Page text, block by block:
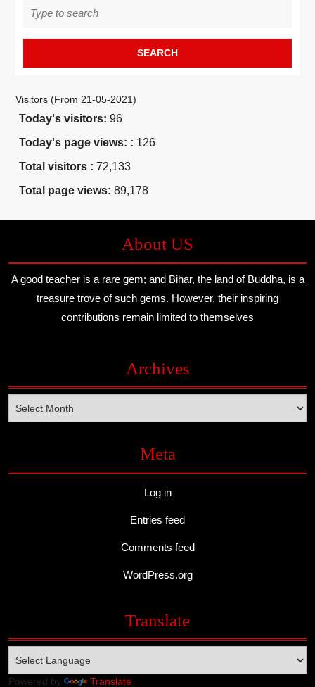
for:
Visitors (From 21-05-2021)
Today's visitors: 96
Today's page views: : 126
Total visitors : 72,133
Total page views: 89,178
About US
A good teacher is a rare gem; and Bihar, the land of Buddha, is a
treasure trove of such gems. However, their inspiring
contributions remain limited to themselves
Archives
Meta
Log in
Entries feed
Comments feed
WordPress.org
Translate
Powered by Translate